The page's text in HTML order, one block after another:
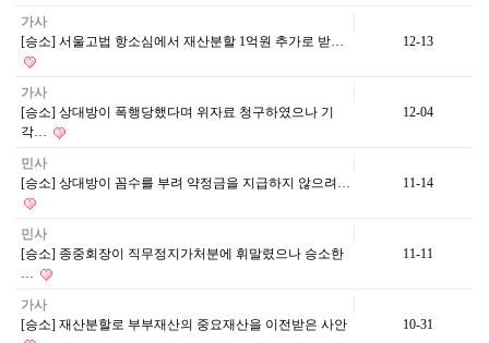
가사
[승소] 서울고법 항소심에서 재산분할 1억원 추가로 받…
12-13
가사
[승소] 상대방이 폭행당했다며 위자료 청구하였으나 기
각…
12-04
민사
[승소] 상대방이 꼼수를 부려 약정금을 지급하지 않으려…
11-14
민사
[승소] 종중회장이 직무정지가처분에 휘말렸으나 승소한
…
11-11
가사
[승소] 재산분할로 부부재산의 중요재산을 이전받은 사안
10-31